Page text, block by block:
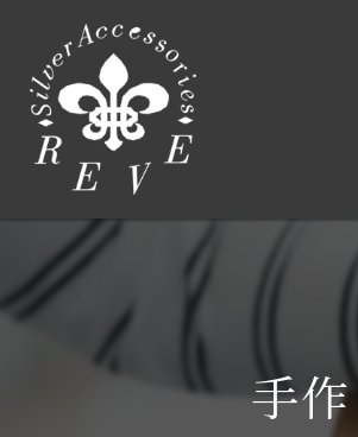
手